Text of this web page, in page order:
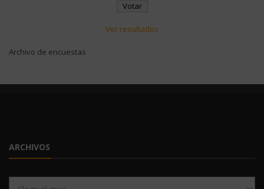
Ver resultados
Archivo de encuestas
ARCHIVOS